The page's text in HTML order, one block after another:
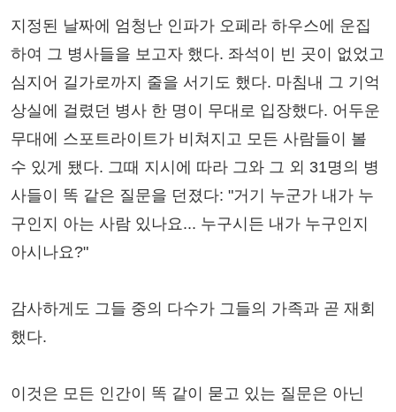
지정된 날짜에 엄청난 인파가 오페라 하우스에 운집
하여 그 병사들을 보고자 했다. 좌석이 빈 곳이 없었고
심지어 길가로까지 줄을 서기도 했다. 마침내 그 기억
상실에 걸렸던 병사 한 명이 무대로 입장했다. 어두운
무대에 스포트라이트가 비쳐지고 모든 사람들이 볼
수 있게 됐다. 그때 지시에 따라 그와 그 외 31명의 병
사들이 똑 같은 질문을 던졌다: "거기 누군가 내가 누
구인지 아는 사람 있나요... 누구시든 내가 누구인지
아시나요?"
감사하게도 그들 중의 다수가 그들의 가족과 곧 재회
했다.
이것은 모든 인간이 똑 같이 묻고 있는 질문은 아닌